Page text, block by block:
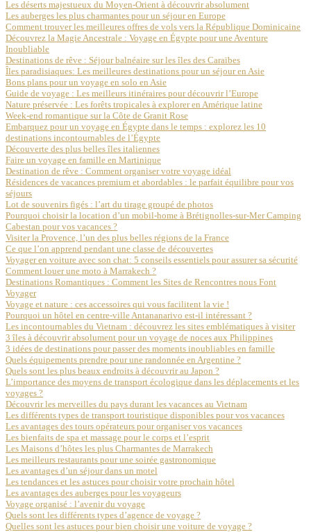
Les déserts majestueux du Moyen-Orient à découvrir absolument
Les auberges les plus charmantes pour un séjour en Europe
Comment trouver les meilleures offres de vols vers la République Dominicaine
Découvrez la Magie Ancestrale : Voyage en Égypte pour une Aventure
Inoubliable
Destinations de rêve : Séjour balnéaire sur les îles des Caraïbes
Îles paradisiaques: Les meilleures destinations pour un séjour en Asie
Bons plans pour un voyage en solo en Asie
Guide de voyage : Les meilleurs itinéraires pour découvrir l’Europe
Nature préservée : Les forêts tropicales à explorer en Amérique latine
Week-end romantique sur la Côte de Granit Rose
Embarquez pour un voyage en Égypte dans le temps : explorez les 10
destinations incontournables de l’Égypte
Découverte des plus belles îles italiennes
Faire un voyage en famille en Martinique
Destination de rêve : Comment organiser votre voyage idéal
Résidences de vacances premium et abordables : le parfait équilibre pour vos
séjours
Lot de souvenirs figés : l’art du tirage groupé de photos
Pourquoi choisir la location d’un mobil-home à Brétignolles-sur-Mer Camping
Cabestan pour vos vacances ?
Visiter la Provence, l’un des plus belles régions de la France
Ce que l’on apprend pendant une classe de découvertes
Voyager en voiture avec son chat: 5 conseils essentiels pour assurer sa sécurité
Comment louer une moto à Marrakech ?
Destinations Romantiques : Comment les Sites de Rencontres nous Font
Voyager
Voyage et nature : ces accessoires qui vous facilitent la vie !
Pourquoi un hôtel en centre-ville Antananarivo est-il intéressant ?
Les incontournables du Vietnam : découvrez les sites emblématiques à visiter
3 îles à découvrir absolument pour un voyage de noces aux Philippines
3 idées de destinations pour passer des moments inoubliables en famille
Quels équipements prendre pour une randonnée en Argentine ?
Quels sont les plus beaux endroits à découvrir au Japon ?
L’importance des moyens de transport écologique dans les déplacements et les
voyages ?
Découvrir les merveilles du pays durant les vacances au Vietnam
Les différents types de transport touristique disponibles pour vos vacances
Les avantages des tours opérateurs pour organiser vos vacances
Les bienfaits de spa et massage pour le corps et l’esprit
Les Maisons d’hôtes les plus Charmantes de Marrakech
Les meilleurs restaurants pour une soirée gastronomique
Les avantages d’un séjour dans un motel
Les tendances et les astuces pour choisir votre prochain hôtel
Les avantages des auberges pour les voyageurs
Voyage organisé : l’avenir du voyage
Quels sont les différents types d’agence de voyage ?
Quelles sont les astuces pour bien choisir une voiture de voyage ?